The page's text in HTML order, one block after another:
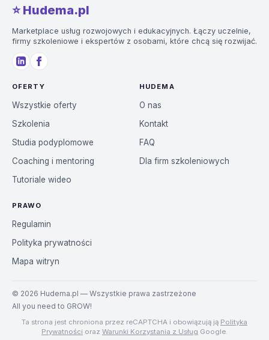
⭐️ Hudema.pl
Marketplace usług rozwojowych i edukacyjnych. Łączy uczelnie,
firmy szkoleniowe i ekspertów z osobami, które chcą się rozwijać.
OFERTY
Wszystkie oferty
Szkolenia
Studia podyplomowe
Coaching i mentoring
Tutoriale wideo
HUDEMA
O nas
Kontakt
FAQ
Dla firm szkoleniowych
PRAWO
Regulamin
Polityka prywatności
Mapa witryn
© 2026 Hudema.pl — Wszystkie prawa zastrzeżone
All you need to GROW!
Ta strona jest chroniona przez reCAPTCHA i obowiązują ją Polityka
Prywatności oraz Warunki Korzystania z Usług Google.